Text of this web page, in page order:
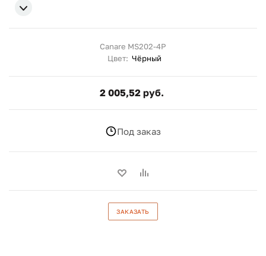
Canare MS202-4P
Цвет: Чёрный
2 005,52 руб.
Под заказ
ЗАКАЗАТЬ